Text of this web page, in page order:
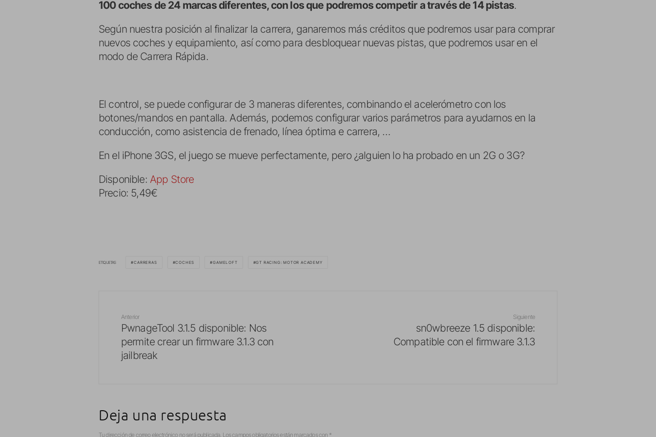
100 coches de 24 marcas diferentes, con los que podremos competir a través de 14 pistas.
Según nuestra posición al finalizar la carrera, ganaremos más créditos que podremos usar para comprar
nuevos coches y equipamiento, así como para desbloquear nuevas pistas, que podremos usar en el
modo de Carrera Rápida.
El control, se puede configurar de 3 maneras diferentes, combinando el acelerómetro con los
botones/mandos en pantalla. Además, podemos configurar varios parámetros para ayudarnos en la
conducción, como asistencia de frenado, línea óptima e carrera, …
En el iPhone 3GS, el juego se mueve perfectamente, pero ¿alguien lo ha probado en un 2G o 3G?
Disponible: App Store
Precio: 5,49€
ETIQUETAS CARRERAS COCHES GAMELOFT GT RACING: MOTOR ACADEMY
Anterior
PwnageTool 3.1.5 disponible: Nos
permite crear un firmware 3.1.3 con
jailbreak
Siguiente
sn0wbreeze 1.5 disponible:
Compatible con el firmware 3.1.3
Deja una respuesta
Tu dirección de correo electrónico no será publicada. Los campos obligatorios están marcados con *